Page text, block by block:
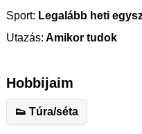
Sport: Legalább heti
Utazás: Amikor tudok
Hobbijaim
👟 Túra/séta